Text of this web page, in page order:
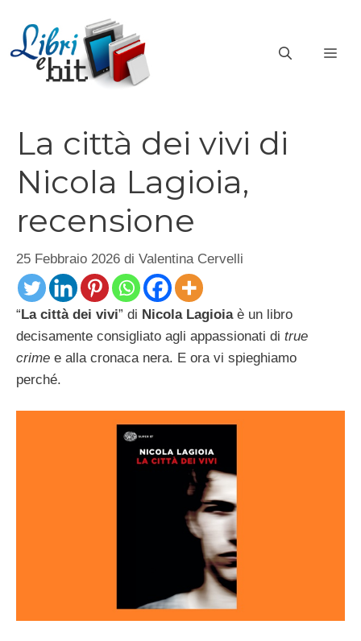
contenuto
La città dei vivi di
Nicola Lagioia,
recensione
25 Febbraio 2026 di Valentina Cervelli
“La città dei vivi” di Nicola Lagioiaè un libro
decisamente consigliato agli appassionati di true
crime e alla cronaca nera. E ora vi spieghiamo
perché.